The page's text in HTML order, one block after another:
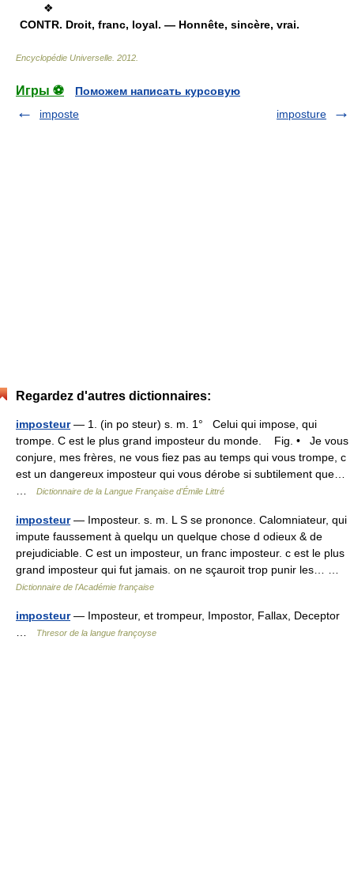
❖
CONTR. Droit, franc, loyal. — Honnête, sincère, vrai.
Encyclopédie Universelle 2012
Игры ⚽
Поможем написать курсовую
imposte
imposture
Regardez d'autres dictionnaires:
imposteur— 1. (in po steur) s. m. 1° Celui qui impose, qui
trompe. C est le plus grand imposteur du monde. Fig. • Je vous
conjure, mes frères, ne vous fiez pas au temps qui vous trompe, c
est un dangereux imposteur qui vous dérobe si subtilement que…
Dictionnaire de la Langue Française d'Émile Littré
imposteur— Imposteur. s. m. L S se prononce. Calomniateur, qui
impute faussement à quelqu un quelque chose d odieux & de
prejudiciable. C est un imposteur, un franc imposteur. c est le plus
grand imposteur qui fut jamais. on ne sçauroit trop punir les… …
Dictionnaire de l'Académie française
imposteur— Imposteur, et trompeur, Impostor, Fallax, Deceptor
Thresor de la langue françoyse